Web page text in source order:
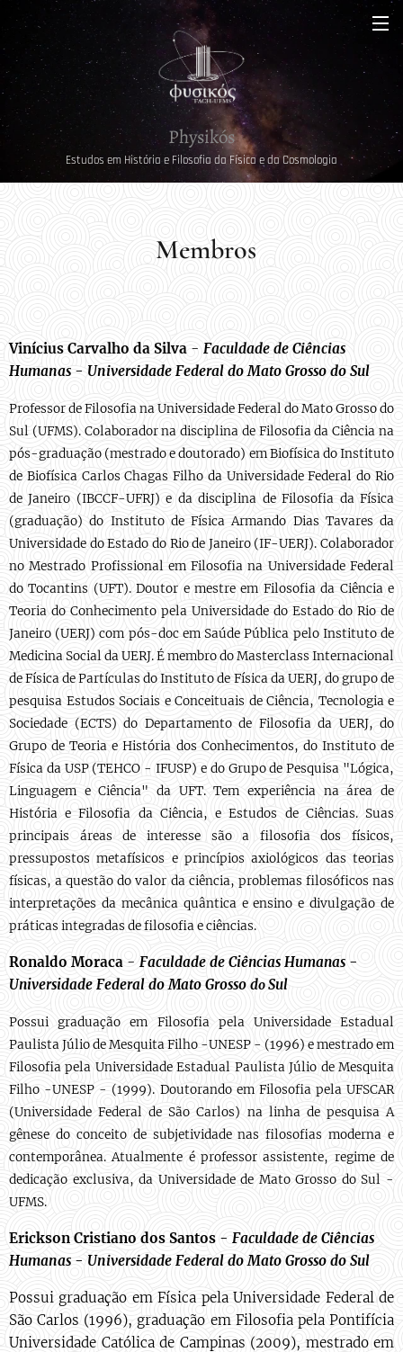
Physikós
Estudos em História e Filosofia da Física e da Cosmologia
Membros
Vinícius Carvalho da Silva - Faculdade de Ciências
Humanas - Universidade Federal do Mato Grosso do Sul
Professor de Filosofia na Universidade Federal do Mato Grosso do
Sul (UFMS). Colaborador na disciplina de Filosofia da Ciência na
pós-graduação (mestrado e doutorado) em Biofísica do Instituto
de Biofísica Carlos Chagas Filho da Universidade Federal do Rio
de Janeiro (IBCCF-UFRJ) e da disciplina de Filosofia da Física
(graduação) do Instituto de Física Armando Dias Tavares da
Universidade do Estado do Rio de Janeiro (IF-UERJ). Colaborador
no Mestrado Profissional em Filosofia na Universidade Federal
do Tocantins (UFT). Doutor e mestre em Filosofia da Ciência e
Teoria do Conhecimento pela Universidade do Estado do Rio de
Janeiro (UERJ) com pós-doc em Saúde Pública pelo Instituto de
Medicina Social da UERJ. É membro do Masterclass Internacional
de Física de Partículas do Instituto de Física da UERJ, do grupo de
pesquisa Estudos Sociais e Conceituais de Ciência, Tecnologia e
Sociedade (ECTS) do Departamento de Filosofia da UERJ, do
Grupo de Teoria e História dos Conhecimentos, do Instituto de
Física da USP (TEHCO - IFUSP) e do Grupo de Pesquisa "Lógica,
Linguagem e Ciência" da UFT. Tem experiência na área de
História e Filosofia da Ciência, e Estudos de Ciências. Suas
principais áreas de interesse são a filosofia dos físicos,
pressupostos metafísicos e princípios axiológicos das teorias
físicas, a questão do valor da ciência, problemas filosóficos nas
interpretações da mecânica quântica e ensino e divulgação de
práticas integradas de filosofia e ciências.
Ronaldo Moraca - Faculdade de Ciências Humanas -
Universidade Federal do Mato Grosso doSul
Possui graduação em Filosofia pela Universidade Estadual
Paulista Júlio de Mesquita Filho -UNESP - (1996) e mestrado em
Filosofia pela Universidade Estadual Paulista Júlio de Mesquita
Filho -UNESP - (1999). Doutorando em Filosofia pela UFSCAR
(Universidade Federal de São Carlos) na linha de pesquisa A
gênese do conceito de subjetividade nas filosofias moderna e
contemporânea. Atualmente é professor assistente, regime de
dedicação exclusiva, da Universidade de Mato Grosso do Sul -
UFMS.
Erickson Cristiano dos Santos - Faculdade de Ciências
Humanas - Universidade Federal do Mato Grosso do Sul
Possui graduação em Física pela Universidade Federal de
São Carlos (1996), graduação em Filosofia pela Pontifícia
Universidade Católica de Campinas (2009), mestrado em